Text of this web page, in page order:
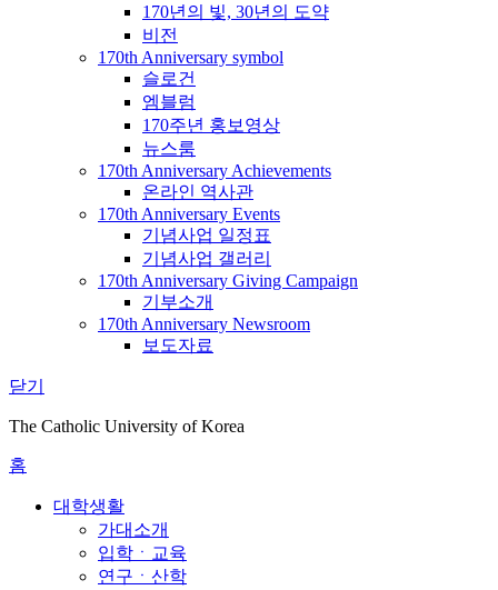
170년의 빛, 30년의 도약
비전
170th Anniversary symbol
슬로건
엠블럼
170주년 홍보영상
뉴스룸
170th Anniversary Achievements
온라인 역사관
170th Anniversary Events
기념사업 일정표
기념사업 갤러리
170th Anniversary Giving Campaign
기부소개
170th Anniversary Newsroom
보도자료
닫기
The Catholic University of Korea
홈
대학생활
가대소개
입학ㆍ교육
연구ㆍ산학